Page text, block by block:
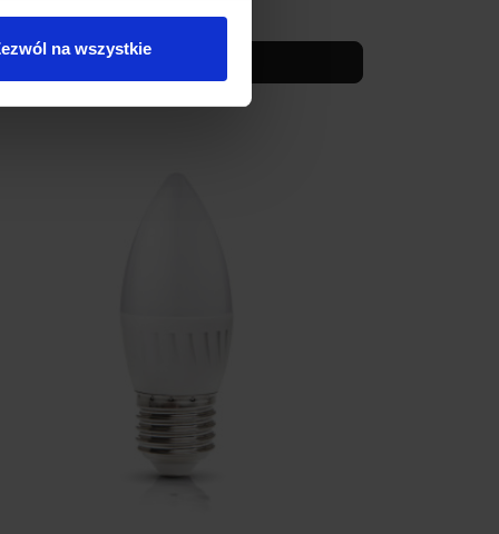
na wszystkie
zł
Zobacz szczegóły